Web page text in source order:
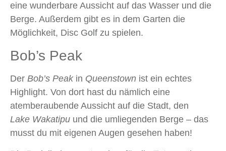
eine wunderbare Aussicht auf das Wasser und die
Berge. Außerdem gibt es in dem Garten die
Möglichkeit, Disc Golf zu spielen.
Bob’s Peak
Der Bob’s Peak in Queenstown ist ein echtes
Highlight. Von dort hast du nämlich eine
atemberaubende Aussicht auf die Stadt, den
Lake Wakatipu und die umliegenden Berge – das
musst du mit eigenen Augen gesehen haben!